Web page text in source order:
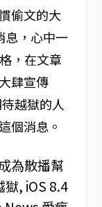
偷文的大
息，心中一
，在文章
肆宣傳
越獄的人
個消息。